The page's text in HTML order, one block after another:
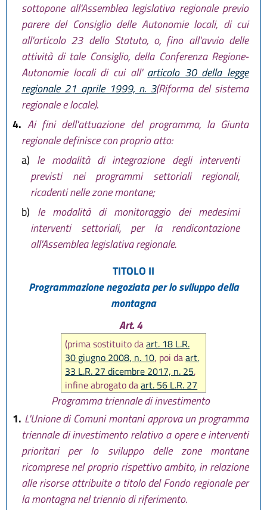
sottopone all'Assemblea legislativa regionale previo
parere del Consiglio delle Autonomie locali, di cui
all'articolo 23 dello Statuto, o, fino all'avvio delle
attività di tale Consiglio, della Conferenza Regione-
Autonomie locali di cui all' articolo 30 della legge
regionale 21 aprile 1999, n. 3(Riforma del sistema
regionale e locale).
4. Ai fini dell'attuazione del programma, la Giunta
regionale definisce con proprio atto:
a) le modalità di integrazione degli interventi
previsti nei programmi settoriali regionali,
ricadenti nelle zone montane;
b) le modalità di monitoraggio dei medesimi
interventi settoriali, per la rendicontazione
all'Assemblea legislativa regionale.
TITOLO II
Programmazione negoziata per lo sviluppo della
montagna
Art. 4
(prima sostituito daart. 18 L.R.
30 giugno 2008, n. 10, poi daart.
33 L.R. 27 dicembre 2017, n. 25,
infine abrogato daart. 56 L.R. 27
dicembre 2017, n. 25)
Programma triennale di investimento
1. L'Unione di Comuni montani approva un programma
triennale di investimento relativo a opere e interventi
prioritari per lo sviluppo delle zone montane
ricomprese nel proprio rispettivo ambito, in relazione
alle risorse attribuite a titolo del Fondo regionale per
la montagna nel triennio di riferimento.